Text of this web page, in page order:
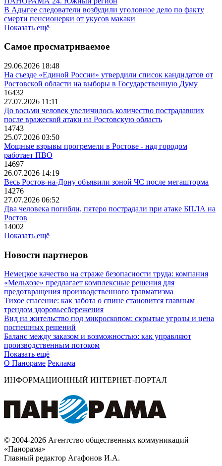
В Адыгее следователи возбудили уголовное дело по факту
смерти пенсионерки от укусов макаки
Показать ещё
Самое просматриваемое
29.06.2026 18:48
На съезде «Единой России» утвердили список кандидатов от
Ростовской области на выборы в Государственную Думу
16432
27.07.2026 11:11
До восьми человек увеличилось количество пострадавших
после вражеской атаки на Ростовскую область
14743
25.07.2026 03:50
Мощные взрывы прогремели в Ростове - над городом
работает ПВО
14697
26.07.2026 14:19
Весь Ростов-на-Дону объявили зоной ЧС после мегашторма
14276
27.07.2026 06:52
Два человека погибли, пятеро пострадали при атаке БПЛА на
Ростов
14002
Показать ещё
Новости партнеров
Немецкое качество на страже безопасности труда: компания
«Мельхозе» предлагает комплексные решения для
предотвращения производственного травматизма
Тихое спасение: как забота о спине становится главным
трендом здоровьесбережения
Вид на жительство под микроскопом: скрытые угрозы и цена
поспешных решений
Баланс между заказом и возможностью: как управляют
производственным потоком
Показать ещё
О Панораме Реклама
ИНФОРМАЦИОННЫЙ ИНТЕРНЕТ-ПОРТАЛ
© 2004-2026 Агентство общественных коммуникаций
«Панорама»
Главный редактор Агафонов И.А.